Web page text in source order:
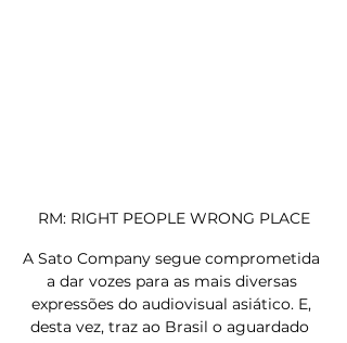
RM: RIGHT PEOPLE WRONG PLACE
A Sato Company segue comprometida
a dar vozes para as mais diversas
expressões do audiovisual asiático. E,
desta vez, traz ao Brasil o aguardado